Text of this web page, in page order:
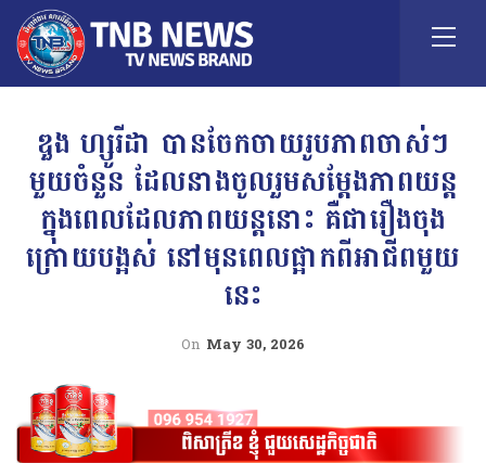
ឌួង ហ្សូរីដា បានចែកចាយរូបភាពចាស់ៗ
មួយចំនួន ដែលនាងចូលរួមសម្តែងភាពយន្ត
ក្នុងពេលដែលភាពយន្តនោះ គឺជារឿងចុង
ក្រោយបង្អស់ នៅមុនពេលផ្អាកពីអាជីពមួយ
នេះ
On May 30, 2026